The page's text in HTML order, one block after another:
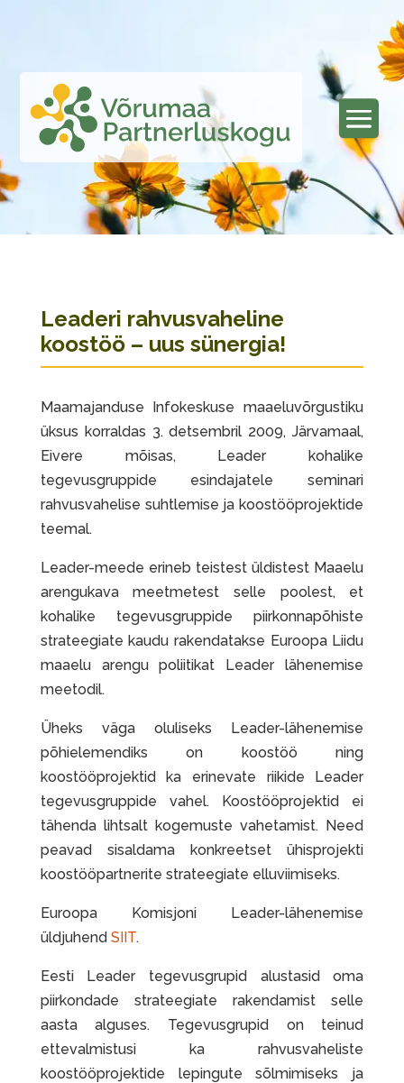
Leaderi rahvusvaheline
koostöö – uus sünergia!
Maamajanduse Infokeskuse maaeluvõrgustiku
üksus korraldas 3. detsembril 2009, Järvamaal,
Eivere mõisas, Leader kohalike
tegevusgruppide esindajatele seminari
rahvusvahelise suhtlemise ja koostööprojektide
teemal.
Leader-meede erineb teistest üldistest Maaelu
arengukava meetmetest selle poolest, et
kohalike tegevusgruppide piirkonnapõhiste
strateegiate kaudu rakendatakse Euroopa Liidu
maaelu arengu poliitikat Leader lähenemise
meetodil.
Üheks väga oluliseks Leader-lähenemise
põhielemendiks on koostöö ning
koostööprojektid ka erinevate riikide Leader
tegevusgruppide vahel. Koostööprojektid ei
tähenda lihtsalt kogemuste vahetamist. Need
peavad sisaldama konkreetset ühisprojekti
koostööpartnerite strateegiate elluviimiseks.
Euroopa Komisjoni Leader-lähenemise
üldjuhend SIIT.
Eesti Leader tegevusgrupid alustasid oma
piirkondade strateegiate rakendamist selle
aasta alguses. Tegevusgrupid on teinud
ettevalmistusi ka rahvusvaheliste
koostööprojektide lepingute sõlmimiseks ja